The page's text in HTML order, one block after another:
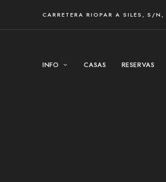
CARRETERA RIOPAR A SILES, S/
INFO CASAS RESERVAS